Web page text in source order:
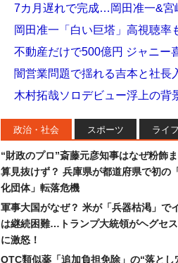
7カ月遅れで完成…岡田准一&宮
岡田准一「白い巨塔」高視聴
不動産だけで500億円 ジャニー
闇営業問題で揺れる吉本と社長
木村拓哉ソロデビュー浮上の背
政治・社会 スポーツ ライフ
“財政のプロ”斎藤元彦知事はなぜ粉飾
算見抜けず？ 兵庫県が都道府県で初の
化団体」転落危機
軍事大国がなぜ？ 米が「兵器枯渇」で
は継続困難…トランプ大統領がヘグセ
に激怒！
OTC類似薬「追加負担免除」の“落と